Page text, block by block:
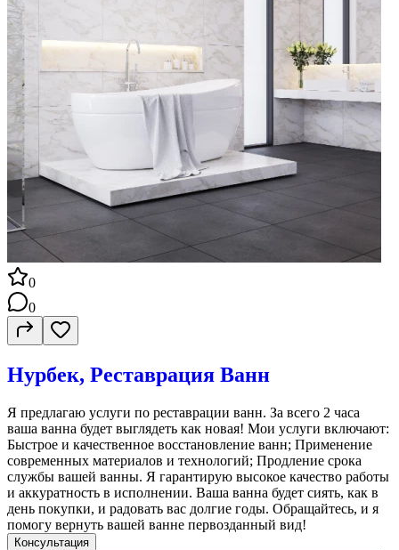
0
0
Нурбек, Реставрация Ванн
Я предлагаю услуги по реставрации ванн. За всего 2 часа
ваша ванна будет выглядеть как новая! Мои услуги включают:
Быстрое и качественное восстановление ванн; Применение
современных материалов и технологий; Продление срока
службы вашей ванны. Я гарантирую высокое качество работы
и аккуратность в исполнении. Ваша ванна будет сиять, как в
день покупки, и радовать вас долгие годы. Обращайтесь, и я
помогу вернуть вашей ванне первозданный вид!
Консультация